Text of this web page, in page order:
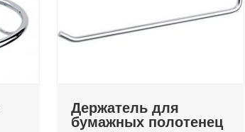
Держатель для
бумажных полотенец